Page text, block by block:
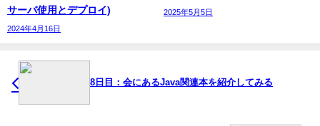
サーバ使用とデプロイ)
2024年4月16日
2025年5月5日
8日目：会にあるJava関連本を紹介してみる